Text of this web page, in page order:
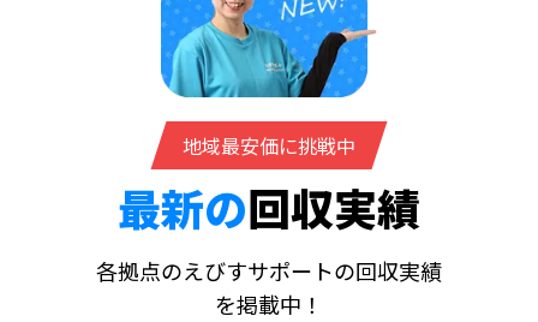
地域最安価に挑戦中
最新の回収実績
各拠点のえびすサポートの回収実績
を掲載中！